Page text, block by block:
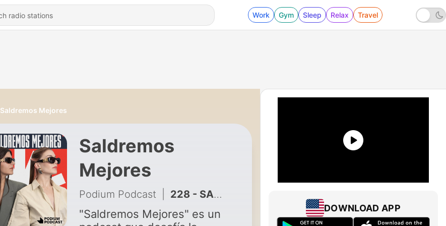
Work Gym Sleep Relax Travel
Saldremos Mejores
Saldremos
Mejores
Podium Podcast 228 - SALDREMOS CON DEIRÉE DE FEZ | 5x43
"Saldremos Mejores" es un
DOWNLOAD APP